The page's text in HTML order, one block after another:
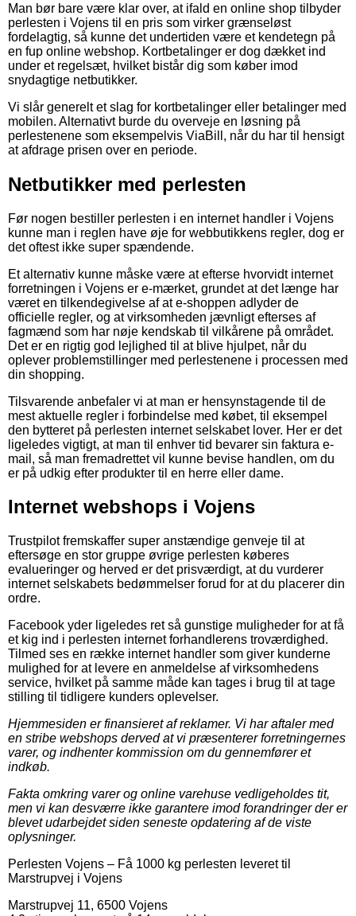
Man bør bare være klar over, at ifald en online shop tilbyder
perlesten i Vojens til en pris som virker grænseløst
fordelagtig, så kunne det undertiden være et kendetegn på
en fup online webshop. Kortbetalinger er dog dækket ind
under et regelsæt, hvilket bistår dig som køber imod
snydagtige netbutikker.
Vi slår generelt et slag for kortbetalinger eller betalinger med
mobilen. Alternativt burde du overveje en løsning på
perlestenene som eksempelvis ViaBill, når du har til hensigt
at afdrage prisen over en periode.
Netbutikker med perlesten
Før nogen bestiller perlesten i en internet handler i Vojens
kunne man i reglen have øje for webbutikkens regler, dog er
det oftest ikke super spændende.
Et alternativ kunne måske være at efterse hvorvidt internet
forretningen i Vojens er e-mærket, grundet at det længe har
været en tilkendegivelse af at e-shoppen adlyder de
officielle regler, og at virksomheden jævnligt efterses af
fagmænd som har nøje kendskab til vilkårene på området.
Det er en rigtig god lejlighed til at blive hjulpet, når du
oplever problemstillinger med perlestenene i processen med
din shopping.
Tilsvarende anbefaler vi at man er hensynstagende til de
mest aktuelle regler i forbindelse med købet, til eksempel
den bytteret på perlesten internet selskabet lover. Her er det
ligeledes vigtigt, at man til enhver tid bevarer sin faktura e-
mail, så man fremadrettet vil kunne bevise handlen, om du
er på udkig efter produkter til en herre eller dame.
Internet webshops i Vojens
Trustpilot fremskaffer super anstændige genveje til at
eftersøge en stor gruppe øvrige perlesten køberes
evalueringer og herved er det prisværdigt, at du vurderer
internet selskabets bedømmelser forud for at du placerer din
ordre.
Facebook yder ligeledes ret så gunstige muligheder for at få
et kig ind i perlesten internet forhandlerens troværdighed.
Tilmed ses en række internet handler som giver kunderne
mulighed for at levere en anmeldelse af virksomhedens
service, hvilket på samme måde kan tages i brug til at tage
stilling til tidligere kunders oplevelser.
Hjemmesiden er finansieret af reklamer. Vi har aftaler med
en stribe webshops derved at vi præsenterer forretningernes
varer, og indhenter kommission om du gennemfører et
indkøb.
Fakta omkring varer og online varehuse vedligeholdes tit,
men vi kan desværre ikke garantere imod forandringer der er
blevet udarbejdet siden seneste opdatering af de viste
oplysninger.
Perlesten Vojens – Få 1000 kg perlesten leveret til
Marstrupvej i Vojens
Marstrupvej 11, 6500 Vojens